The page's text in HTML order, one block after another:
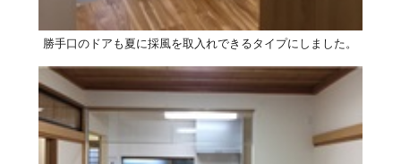
勝手口のドアも夏に採風を取入れできるタイプにしました。